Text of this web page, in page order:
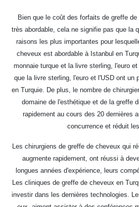
Bien que le coût des forfaits de greffe
très abordable, cela ne signifie pas que la
raisons les plus importantes pour
cheveux est abordable à Istanbul en
monnaie turque et la livre sterling, l'euro
que la livre sterling, l'euro et l'USD ont un
en Turquie. De plus, le nombre de
domaine de l'esthétique et de la greffe
rapidement au cours des 20 dernières
concurrence et réduit
Les chirurgiens de greffe de cheveux qui
augmente rapidement, ont réussi à
longues années d'expérience, leurs
Les cliniques de greffe de cheveux en
investir dans les dernières technologies.